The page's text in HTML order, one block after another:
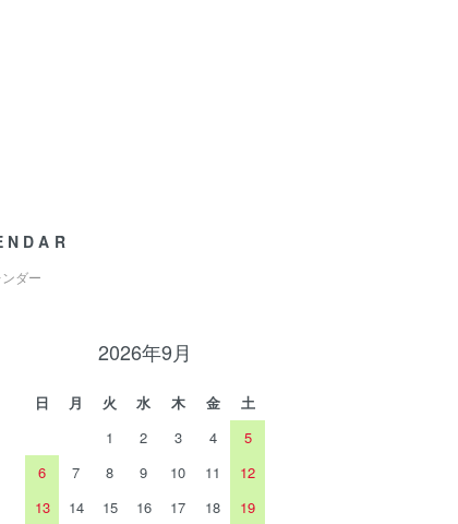
ダー
2026年9月
日 月 火 水 木 金
土
1
2 3 4
5
6
7 8 9 10 11
12
13
14 15 16 17 18
19